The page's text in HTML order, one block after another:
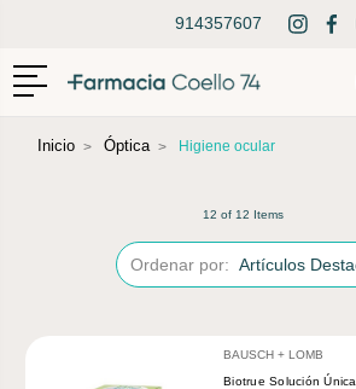
914357607
Menú
Inicio Óptica Higiene ocular
12 of 12 Items
Ordenar por:
BAUSCH + LOMB
Biotrue Solución Única